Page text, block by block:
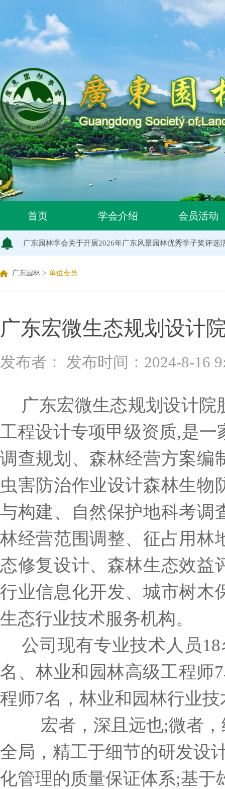
首页 学会介绍 会员活动
关于同意318位个人为广东园林学会个人会员的通知
关于2026年度广东园林学会科学技术奖申报工作延期的通知
广东园林学会关于开展2026年广东风景园林优秀学子奖评选
关于推荐广东园林学会专家库候选人的通知（2026年度）
关于公布2026年度广东园林学会研究项目立项名单的通知
关于申报2026年度广东园林学会科学技术奖的通知
广东园林学会关于缴纳2026年度单位会员会费的通知
广东园林 > 单位会员
广东宏微生态规划设计
发布者： 发布时间：2024-8-16
广东宏微生态规划设计
工程设计专项甲级资质,是一
调查规划、森林经营方案编
虫害防治作业设计森林生物
与构建、自然保护地科考调
林经营范围调整、征占用林
态修复设计、森林生态效益
行业信息化开发、城市树木
生态行业技术服务机构。
公司现有专业技术人员
名、林业和园林高级工程师
程师7名，林业和园林行业
宏者，深且远也;微者
全局，精工于细节的研发设
化管理的质量保证体系;基于